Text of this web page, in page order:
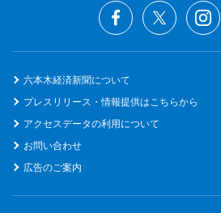
六本木経済新聞について
プレスリリース・情報提供はこちらから
アクセスデータの利用について
お問い合わせ
広告のご案内